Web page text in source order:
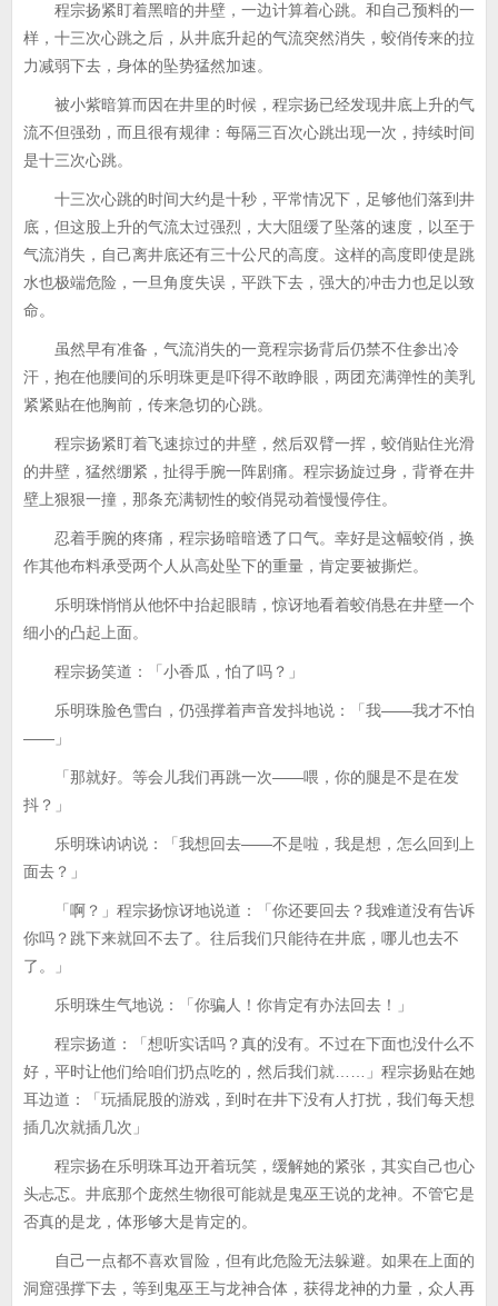
程宗扬紧盯着黑暗的井壁，一边计算着心跳。和自己预料的一
样，十三次心跳之后，从井底升起的气流突然消失，蛟俏传来的拉
力减弱下去，身体的坠势猛然加速。
被小紫暗算而因在井里的时候，程宗扬已经发现井底上升的气
流不但强劲，而且很有规律：每隔三百次心跳出现一次，持续时间
是十三次心跳。
十三次心跳的时间大约是十秒，平常情况下，足够他们落到井
底，但这股上升的气流太过强烈，大大阻缓了坠落的速度，以至于
气流消失，自己离井底还有三十公尺的高度。这样的高度即使是跳
水也极端危险，一旦角度失误，平跌下去，强大的冲击力也足以致
命。
虽然早有准备，气流消失的一竟程宗扬背后仍禁不住参出冷
汗，抱在他腰间的乐明珠更是吓得不敢睁眼，两团充满弹性的美乳
紧紧贴在他胸前，传来急切的心跳。
程宗扬紧盯着飞速掠过的井壁，然后双臂一挥，蛟俏贴住光滑
的井壁，猛然绷紧，扯得手腕一阵剧痛。程宗扬旋过身，背脊在井
壁上狠狠一撞，那条充满韧性的蛟俏晃动着慢慢停住。
忍着手腕的疼痛，程宗扬暗暗透了口气。幸好是这幅蛟俏，换
作其他布料承受两个人从高处坠下的重量，肯定要被撕烂。
乐明珠悄悄从他怀中抬起眼睛，惊讶地看着蛟俏悬在井壁一个
细小的凸起上面。
程宗扬笑道：「小香瓜，怕了吗？」
乐明珠脸色雪白，仍强撑着声音发抖地说：「我——我才不怕
——」
「那就好。等会儿我们再跳一次——喂，你的腿是不是在发
抖？」
乐明珠讷讷说：「我想回去——不是啦，我是想，怎么回到上
面去？」
「啊？」程宗扬惊讶地说道：「你还要回去？我难道没有告诉
你吗？跳下来就回不去了。往后我们只能待在井底，哪儿也去不
了。」
乐明珠生气地说：「你骗人！你肯定有办法回去！」
程宗扬道：「想听实话吗？真的没有。不过在下面也没什么不
好，平时让他们给咱们扔点吃的，然后我们就……」程宗扬贴在她
耳边道：「玩插屁股的游戏，到时在井下没有人打扰，我们每天想
插几次就插几次」
程宗扬在乐明珠耳边开着玩笑，缓解她的紧张，其实自己也心
头忐忑。井底那个庞然生物很可能就是鬼巫王说的龙神。不管它是
否真的是龙，体形够大是肯定的。
自己一点都不喜欢冒险，但有此危险无法躲避。如果在上面的
洞窟强撑下去，等到鬼巫王与龙神合体，获得龙神的力量，众人再